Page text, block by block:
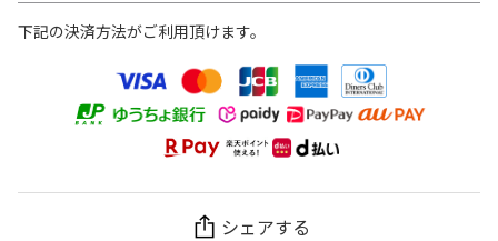
下記の決済方法がご利用頂けます。
シェアする